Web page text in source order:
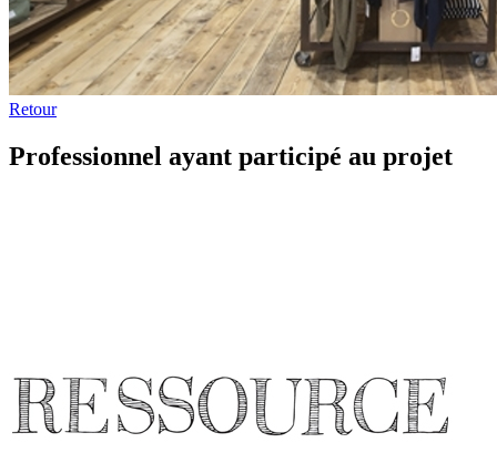
Retour
Professionnel ayant participé au projet